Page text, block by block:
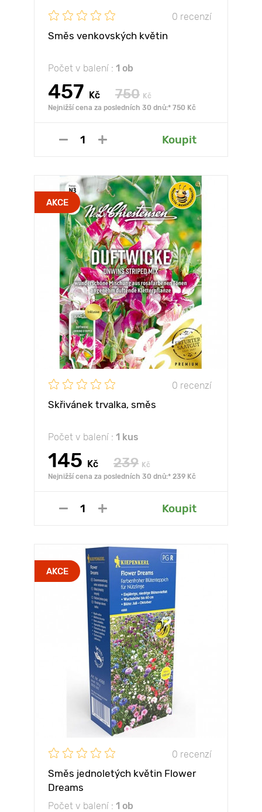
0 recenzí
Směs venkovských květin
Počet v balení : 1 ob
457 Kč 750 Kč
Nejnižší cena za posledních 30 dnů:* 750 Kč
Koupit
AKCE
0 recenzí
Skřivánek trvalka, směs
Počet v balení : 1 kus
145 Kč 239 Kč
Nejnižší cena za posledních 30 dnů:* 239 Kč
Koupit
AKCE
0 recenzí
Směs jednoletých květin Flower
Dreams
Počet v balení : 1 ob